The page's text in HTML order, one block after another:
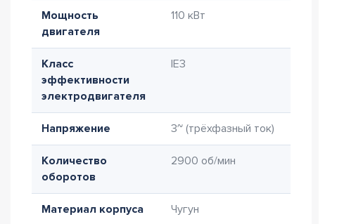
Мощность
двигателя
110 кВт
Класс
эффективности
электродвигателя
IE3
Напряжение 3~ (трёхфазный ток)
Количество
оборотов
2900 об/мин
Материал корпуса Чугун